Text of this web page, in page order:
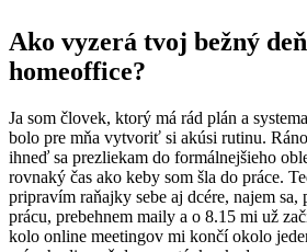
Ako vyzerá tvoj bežný
homeoffice?
Ja som človek, ktorý má rád plán a
bolo pre mňa vytvoriť si akúsi rutinu.
ihneď sa prezliekam do formálnejšieho
rovnaký čas ako keby som šla do práce.
pripravím raňajky sebe aj dcére, najem
prácu, prebehnem maily a o 8.15 mi už
kolo online meetingov mi končí okolo